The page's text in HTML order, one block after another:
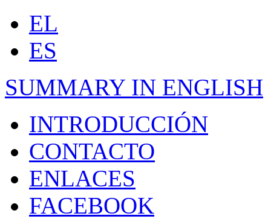
EL
ES
SUMMARY IN ENGLISH
INTRODUCCIÓN
CONTACTO
ENLACES
FACEBOOK